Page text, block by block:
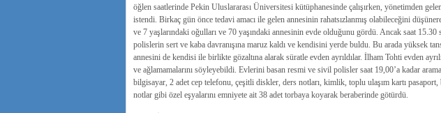
öğlen saatlerinde Pekin Uluslararası Üniversitesi kütüphanesinde çalışırken, yönetimden
istendi. Birkaç gün önce tedavi amacı ile gelen annesinin rahatsızlanmış olabileceğini
ve 7 yaşlarındaki oğulları ve 70 yaşındaki annesinin evde olduğunu gördü. Ancak saat 15.30
polislerin sert ve kaba davranışına maruz kaldı ve kendisini yerde buldu. Bu arada yüksek
annesini de kendisi ile birlikte gözaltına alarak süratle evden ayrıldılar. İlham Tohti evden
ve ağlamamalarını söyleyebildi. Evlerini basan resmi ve sivil polisler saat 19,00’a kadar
bilgisayar, 2 adet cep telefonu, çeşitli diskler, ders notları, kimlik, toplu ulaşım kartı pasaport,
notlar gibi özel eşyalarını emniyete ait 38 adet torbaya koyarak beraberinde götürdü.